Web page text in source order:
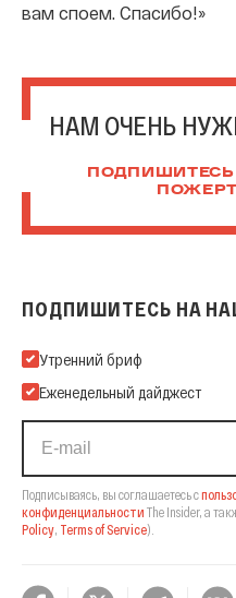
вам споем. Спасибо!»
НАМ ОЧЕНЬ
ПОДПИШИТЕСЬ НА
Подпишитесь на нашу Email-
Утренний бриф
Еженедельный дайджест
Подписываясь, вы соглашаетесь с
конфиденциальности The Insider, а
Policy, Terms of Service).